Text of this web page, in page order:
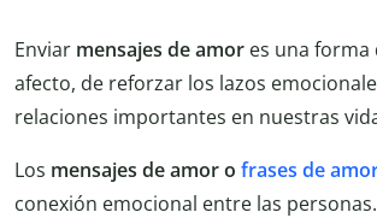
Enviar mensajes de amor es una forma
afecto, de reforzar los lazos
relaciones importantes en nuestras
Los mensajes de amor o frases de
conexión emocional entre las